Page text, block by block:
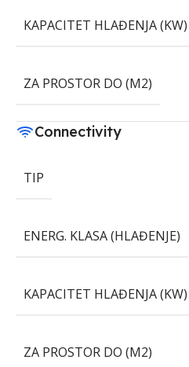
KAPACITET HLAĐENJA (KW)
ZA PROSTOR DO (M2)
Connectivity
TIP
ENERG. KLASA (HLAĐENJE)
KAPACITET HLAĐENJA (KW)
ZA PROSTOR DO (M2)